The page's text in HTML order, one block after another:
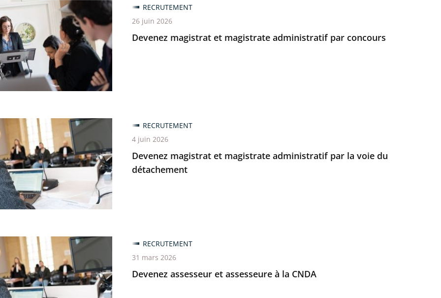
Devenez magistrat et magistrate administratif par concours
RECRUTEMENT
26 juin 2026
Devenez magistrat et magistrate administratif par la voie du
détachement
RECRUTEMENT
4 juin 2026
Devenez assesseur et assesseure à la CNDA
RECRUTEMENT
31 mars 2026